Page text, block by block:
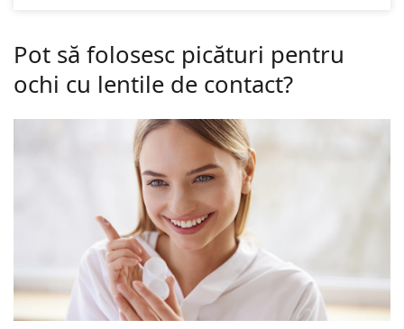
Pot să folosesc picături pentru
ochi cu lentile de contact?